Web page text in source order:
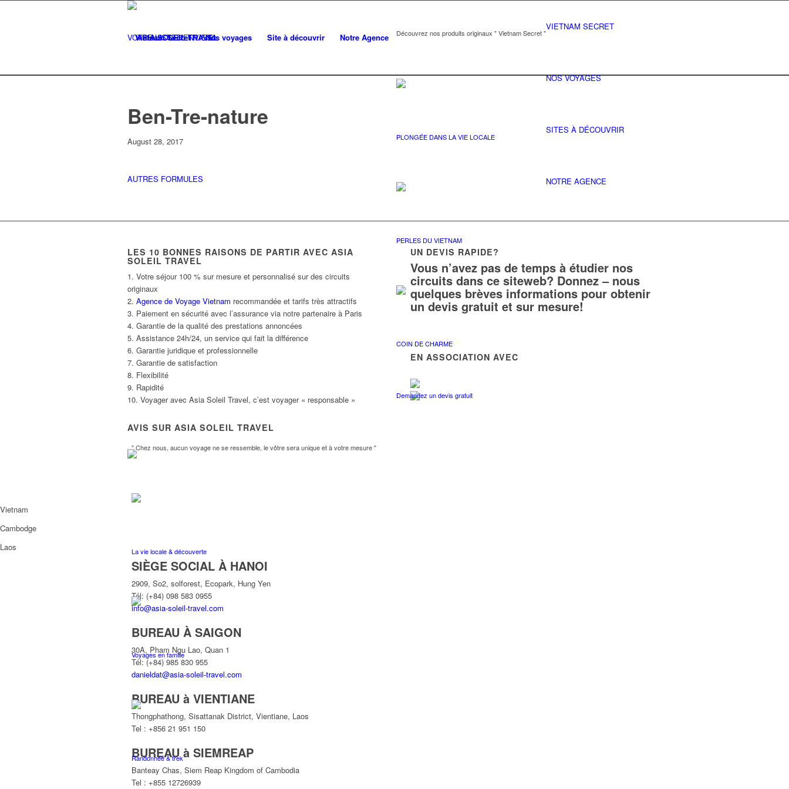
Vietnam Secret Nos voyages Site à découvrir Notre Agence
VIETNAM SECRET
Découvrez nos produits originaux " Vietnam Secret "
PLONGÉE DANS LA VIE LOCALE
PERLES DU VIETNAM
COIN DE CHARME
Demandez un devis gratuit
NOS VOYAGES
" Chez nous, aucun voyage ne se ressemble, le vôtre sera unique et à votre mesure "
La vie locale & découverte
Voyages en famille
Randonnée & trek
SITES À DÉCOUVRIR
NOTRE AGENCE
VOTRE LISTED'ENVIES0
Ben-Tre-nature
August 28, 2017
AUTRES FORMULES
LES 10 BONNES RAISONS DE PARTIR AVEC ASIA
SOLEIL TRAVEL
1. Votre séjour 100 % sur mesure et personnalisé sur des circuits
originaux
2. Agence de Voyage Vietnam recommandée et tarifs très attractifs
3. Paiement en sécurité avec l’assurance via notre partenaire à Paris
4. Garantie de la qualité des prestations annoncées
5. Assistance 24h/24, un service qui fait la différence
6. Garantie juridique et professionnelle
7. Garantie de satisfaction
8. Flexibilité
9. Rapidité
10. Voyager avec Asia Soleil Travel, c’est voyager « responsable »
AVIS SUR ASIA SOLEIL TRAVEL
UN DEVIS RAPIDE?
Vous n’avez pas de temps à étudier nos
circuits dans ce siteweb? Donnez – nous
quelques brèves informations pour obtenir
un devis gratuit et sur mesure!
EN ASSOCIATION AVEC
Vietnam
Cambodge
Laos
SIÈGE SOCIAL À HANOI
2909, So2, solforest, Ecopark, Hung Yen
Tél: (+84) 098 583 0955
info@asia-soleil-travel.com
BUREAU À SAIGON
30A, Pham Ngu Lao, Quan 1
Tél: (+84) 985 830 955
danieldat@asia-soleil-travel.com
BUREAU à VIENTIANE
Thongphathong, Sisattanak District, Vientiane, Laos
Tel : +856 21 951 150
BUREAU à SIEMREAP
Banteay Chas, Siem Reap Kingdom of Cambodia
Tel : +855 12726939